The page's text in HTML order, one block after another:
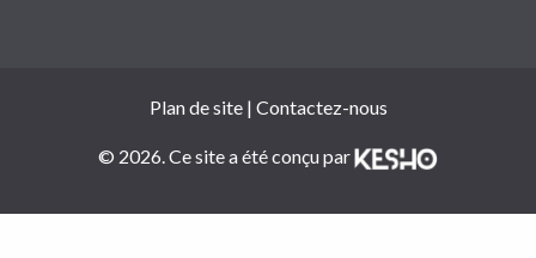
Plan de site| Contactez-nous
© 2026. Ce site a été conçu par